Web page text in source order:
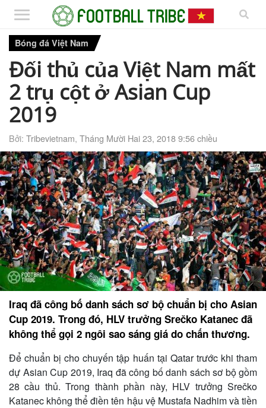
Bóng đá Việt Nam
Đối thủ của Việt Nam mất
2 trụ cột ở Asian Cup
2019
Bởi: Tribevietnam, Tháng Mười Hai 23, 2018 9:56 chiều
Iraq đã công bố danh sách sơ bộ chuẩn bị cho Asian
Cup 2019. Trong đó, HLV trưởng Srečko Katanec đã
không thể gọi 2 ngôi sao sáng giá do chấn thương.
Để chuẩn bị cho chuyến tập huấn tại Qatar trước khi tham
dự Asian Cup 2019, Iraq đã công bố danh sách sơ bộ gồm
28 cầu thủ. Trong thành phần này, HLV trưởng Srečko
Katanec không thể điền tên hậu vệ Mustafa Nadhim và tiền